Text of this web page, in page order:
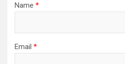
Name *
Email *